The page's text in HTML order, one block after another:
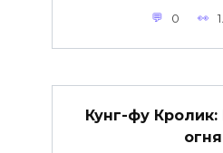
0
Кунг-фу
огня